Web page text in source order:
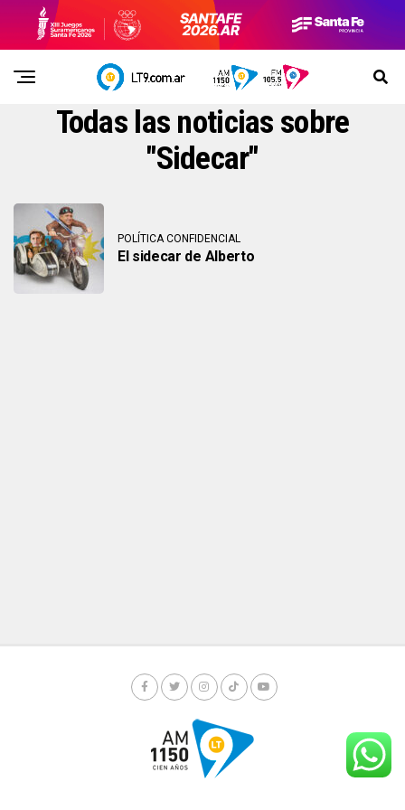
Todas las noticias sobre
"Sidecar"
POLÍTICA CONFIDENCIAL
El sidecar de Alberto